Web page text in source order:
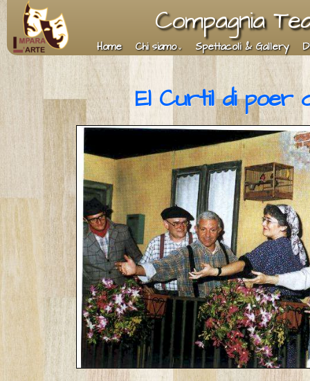
Compagnia
Home Chi siamo Spettacoli & Gallery
El Curtil di poer